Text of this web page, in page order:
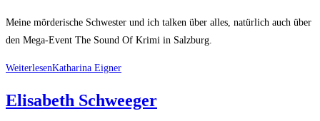
Meine mörderische Schwester und ich talken über alles, natürlich auch über
den Mega-Event The Sound Of Krimi in Salzburg.
WeiterlesenKatharina Eigner
Elisabeth Schweeger